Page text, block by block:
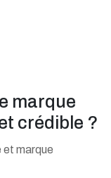
marque
crédible ?
et marque